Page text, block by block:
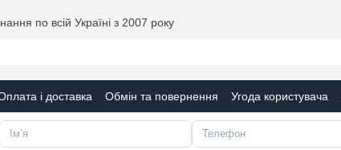
по всій Україні з 2007 року
і доставка Обмін та повернення Угода користувача